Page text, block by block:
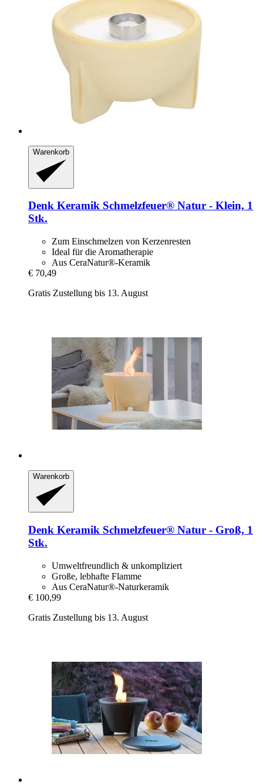
Warenkorb
Denk Keramik Schmelzfeuer® Natur -​ Klein, 1
Stk.
Zum Einschmelzen von Kerzenresten
Ideal für die Aromatherapie
Aus CeraNatur®-Keramik
€ 70,49
Gratis Zustellung bis 13. August
Warenkorb
Denk Keramik Schmelzfeuer® Natur -​ Groß, 1
Stk.
Umweltfreundlich & unkompliziert
Große, lebhafte Flamme
Aus CeraNatur®-Naturkeramik
€ 100,99
Gratis Zustellung bis 13. August